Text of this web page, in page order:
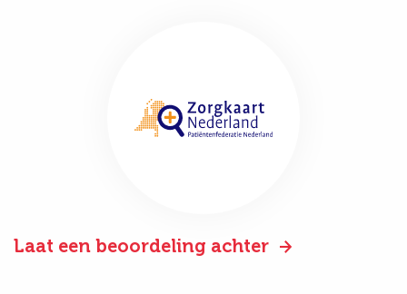
Laat een beoordeling achter